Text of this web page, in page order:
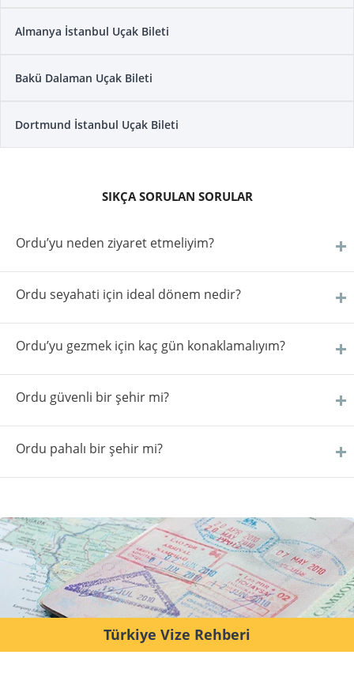
Almanya İstanbul Uçak Bileti
Bakü Dalaman Uçak Bileti
Dortmund İstanbul Uçak Bileti
SIKÇA SORULAN SORULAR
Ordu’yu neden ziyaret etmeliyim?
Ordu seyahati için ideal dönem nedir?
Ordu’yu gezmek için kaç gün konaklamalıyım?
Ordu güvenli bir şehir mi?
Ordu pahalı bir şehir mi?
Türkiye Vize Rehberi